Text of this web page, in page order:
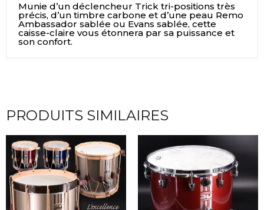
Munie d’un déclencheur Trick tri-positions très
précis, d’un timbre carbone et d’une peau Remo
Ambassador sablée ou Evans sablée, cette
caisse-claire vous étonnera par sa puissance et
son confort.
PRODUITS SIMILAIRES